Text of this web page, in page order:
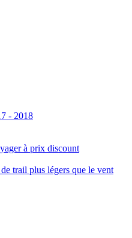
- 2018
à prix discount
trail plus légers que le vent